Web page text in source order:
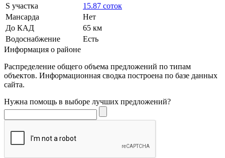
S участка
15.87 соток
Мансарда
Нет
До КАД
65 км
Водоснабжение
Есть
Информация о районе
Распределение общего объема предложений по типам
объектов. Информационная сводка построена по базе данных
сайта.
Нужна помощь в выборе лучших предложений?